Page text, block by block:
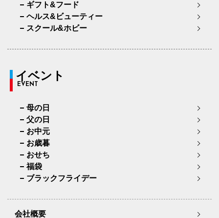
ギフト&フード
ヘルス&ビューティー
スクール&ホビー
イベント
EVENT
母の日
父の日
お中元
お歳暮
おせち
福袋
ブラックフライデー
会社概要